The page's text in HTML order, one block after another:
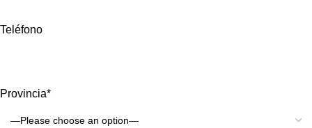
Teléfono
Provincia*